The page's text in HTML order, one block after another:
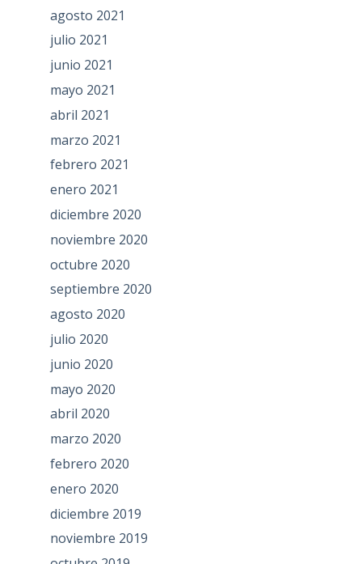
agosto 2021
julio 2021
junio 2021
mayo 2021
abril 2021
marzo 2021
febrero 2021
enero 2021
diciembre 2020
noviembre 2020
octubre 2020
septiembre 2020
agosto 2020
julio 2020
junio 2020
mayo 2020
abril 2020
marzo 2020
febrero 2020
enero 2020
diciembre 2019
noviembre 2019